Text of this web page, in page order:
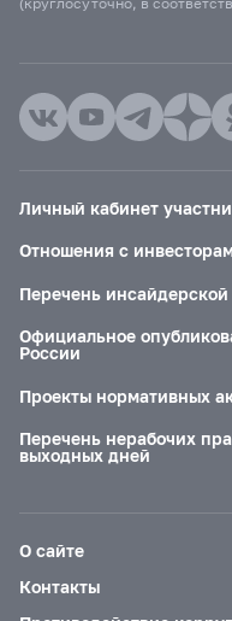
Личный кабинет
Отношения с
Перечень
Официальное
России
Проекты нормативных
Перечень нерабочих
выходных дней
О сайте
Контакты